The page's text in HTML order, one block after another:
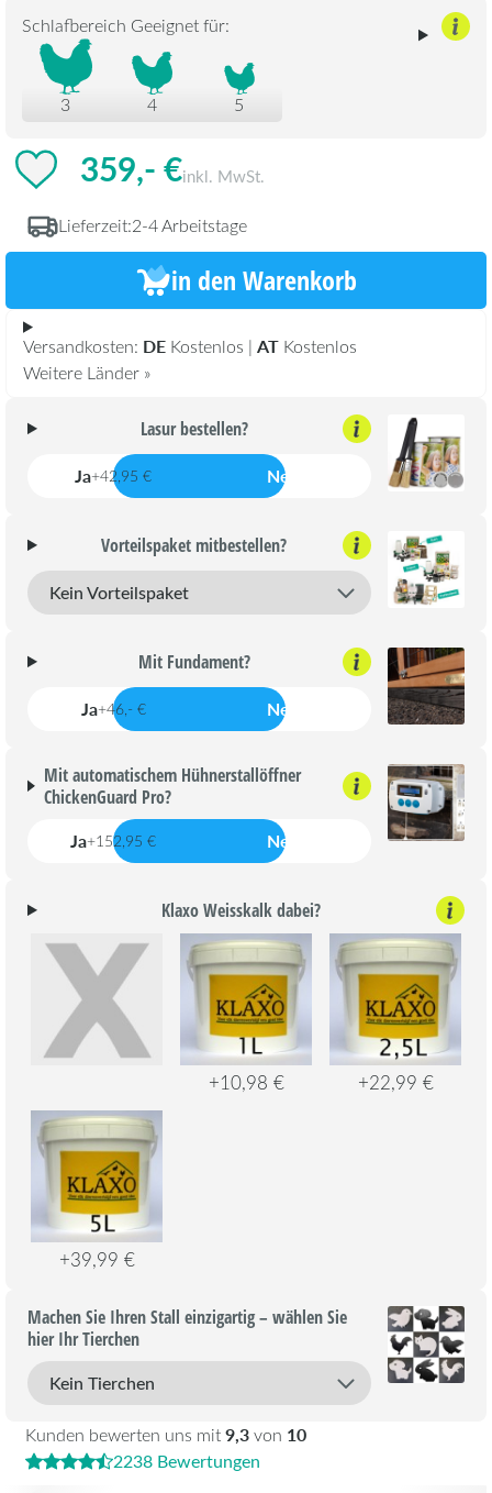
Schlafbereich Geeignet für:
3 4 5
359,- €inkl. MwSt.
Lieferzeit:2-4 Arbeitstage
in den Warenkorb
Versandkosten: DE Kostenlos | AT Kostenlos
Weitere Länder »
Kunden bewerten uns mit9,3von 10
2238 Bewertungen
Lasur bestellen?
Ja+42,95 € Nein
Vorteilspaket mitbestellen?
Mit Fundament?
Ja+46,- € Nein
Mit automatischem Hühnerstallöffner
ChickenGuard Pro?
Ja+152,95 € Nein
Klaxo Weisskalk dabei?
+10,98 € +22,99 €
+39,99 €
Machen Sie Ihren Stall einzigartig – wählen Sie
hier Ihr Tierchen